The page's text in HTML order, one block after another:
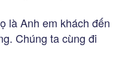
là Anh em khách đến
Chúng ta cùng đi